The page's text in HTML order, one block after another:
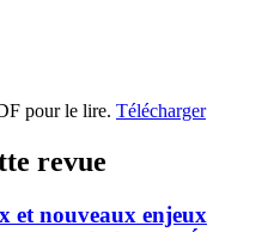
pour le lire. Télécharger
revue
et nouveaux enjeux